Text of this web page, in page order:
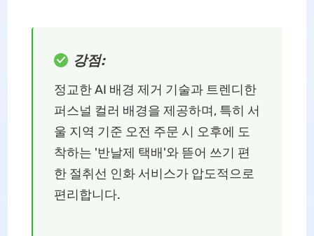
강점:
정교한 AI 배경 제거 기술과 트렌디한
퍼스널 컬러 배경을 제공하며, 특히 서
울 지역 기준 오전 주문 시 오후에 도
착하는 '반날제 택배'와 뜯어 쓰기 편
한 절취선 인화 서비스가 압도적으로
편리합니다.